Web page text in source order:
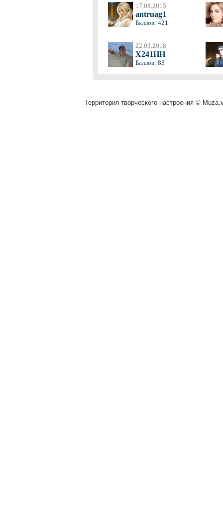
17.08.2015
antruag1
Баллов: 421
22.03.2018
X241HH
Баллов: 83
Территория творческого настроения ©